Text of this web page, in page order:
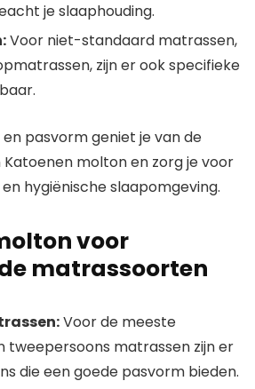
je slaaphouding.
Voor niet-standaard matrassen,
zijn er ook specifieke
pasvorm geniet je van de
molton en zorg je voor
hygiënische slaapomgeving.
voor
matrassoorten
Voor de meeste
tweepersoons matrassen zijn er
die een goede pasvorm bieden.